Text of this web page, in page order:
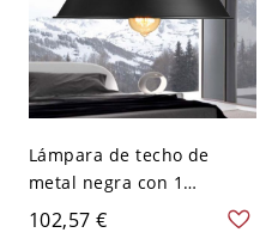
Lámpara de techo de
metal negra con 1
bombilla, de 10" de
ancho, estilo granero,
102,57 €